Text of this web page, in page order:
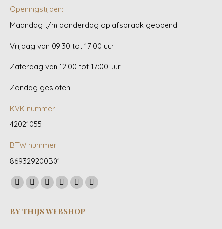
Openingstijden:
Maandag t/m donderdag op afspraak geopend
Vrijdag van 09:30 tot 17:00 uur
Zaterdag van 12:00 tot 17:00 uur
Zondag gesloten
KVK nummer:
42021055
BTW nummer:
869329200B01
Vind ons op:
Facebook
opens
YouTube
opens
Linkedin
opens
Pinterest
opens
Instagram
opens
Whatsapp
BY THIJS WEBSHOP